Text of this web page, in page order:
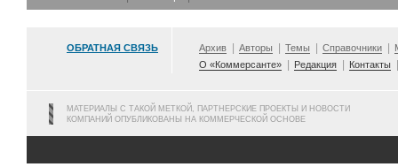
ОБРАТНАЯ СВЯЗЬ Архив Авторы Темы Справочники
О «Коммерсанте»
Редакция Контакты
МАТЕРИАЛЫ С ТАКОЙ МЕТКОЙ, ПАРТНЕРСКИЕ ПРОЕКТЫ И НОВОСТИ
КОМПАНИЙ ОПУБЛИКОВАНЫ НА КОММЕРЧЕСКОЙ ОСНОВЕ